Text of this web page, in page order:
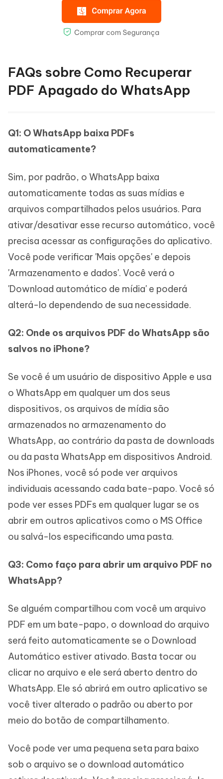
FAQs sobre Como Recuperar
PDF Apagado do WhatsApp
Q1: O WhatsApp baixa PDFs
automaticamente?
Sim, por padrão, o WhatsApp baixa
automaticamente todas as suas mídias e
arquivos compartilhados pelos usuários. Para
ativar/desativar esse recurso automático, você
precisa acessar as configurações do aplicativo.
Você pode verificar 'Mais opções' e depois
'Armazenamento e dados'. Você verá o
'Download automático de mídia' e poderá
alterá-lo dependendo de sua necessidade.
Q2: Onde os arquivos PDF do WhatsApp são
salvos no iPhone?
Se você é um usuário de dispositivo Apple e usa
o WhatsApp em qualquer um dos seus
dispositivos, os arquivos de mídia são
armazenados no armazenamento do
WhatsApp, ao contrário da pasta de downloads
ou da pasta WhatsApp em dispositivos Android.
Nos iPhones, você só pode ver arquivos
individuais acessando cada bate-papo. Você só
pode ver esses PDFs em qualquer lugar se os
abrir em outros aplicativos como o MS Office
ou salvá-los especificando uma pasta.
Q3: Como faço para abrir um arquivo PDF no
WhatsApp?
Se alguém compartilhou com você um arquivo
PDF em um bate-papo, o download do arquivo
será feito automaticamente se o Download
Automático estiver ativado. Basta tocar ou
clicar no arquivo e ele será aberto dentro do
WhatsApp. Ele só abrirá em outro aplicativo se
você tiver alterado o padrão ou aberto por
meio do botão de compartilhamento.
Você pode ver uma pequena seta para baixo
sob o arquivo se o download automático